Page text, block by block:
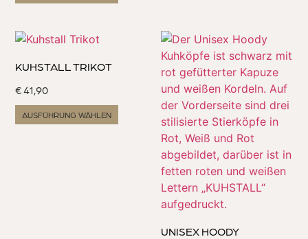
KUHSTALL TRIKOT
€41,90
AUSFÜHRUNG WÄHLEN
UNISEX HOODY